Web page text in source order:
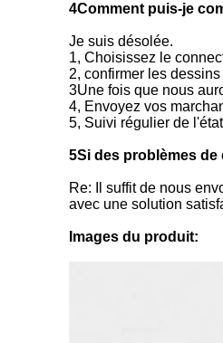
4Comment puis-je
Je suis désolée.
1, Choisissez le
2, confirmer les
3Une fois que nous
4, Envoyez vos
5, Suivi régulier de
5Si des problèmes
Re: Il suffit de nous
avec une solution
Images du produit: